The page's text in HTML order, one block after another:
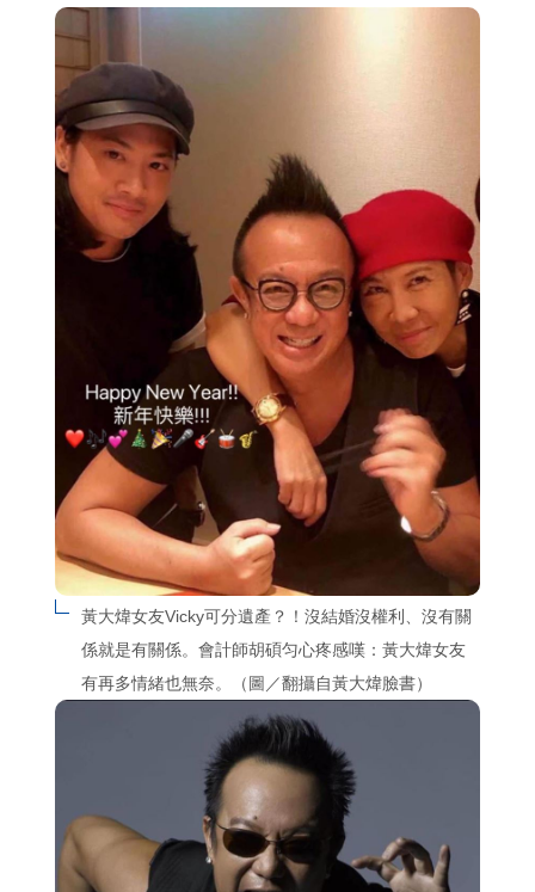
黃大煒女友Vicky可分遺產？！沒結婚沒權利、沒有關
係就是有關係。會計師胡碩匀心疼感嘆：黃大煒女友
有再多情緒也無奈。（圖／翻攝自黃大煒臉書）